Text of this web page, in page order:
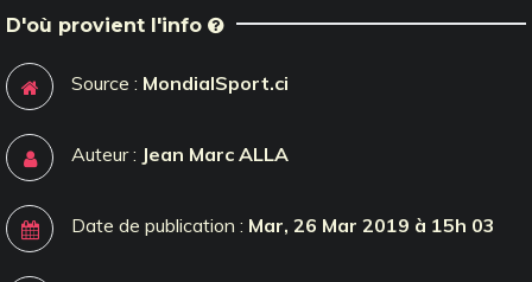
D'où provient l'info
Source : MondialSport.ci
Auteur : Jean Marc ALLA
Date de publication : Mar, 26 Mar 2019 à 15h 03